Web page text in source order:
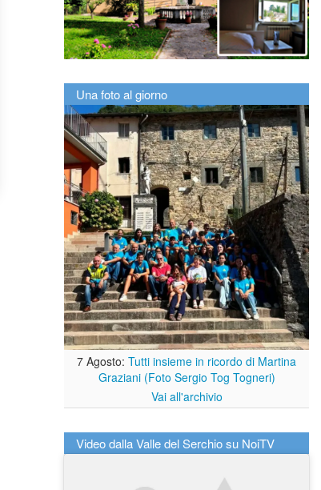
Una foto al giorno
7 Agosto: Tutti insieme in ricordo di Martina
Graziani (Foto Sergio Tog Togneri)
Vai all'archivio
Video dalla Valle del Serchio su NoiTV